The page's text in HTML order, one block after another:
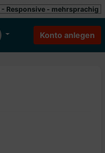
- Responsive - mehrsprachig